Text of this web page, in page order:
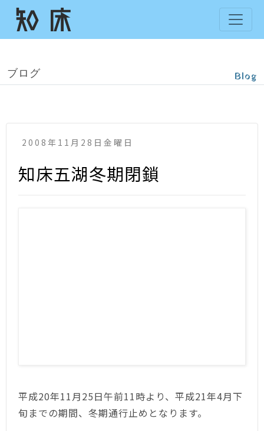
ブログ Blog
2008年11月28日金曜日
知床五湖冬期閉鎖
平成20年11月25日午前11時より、平成21年4月下
旬までの期間、冬期通行止めとなります。